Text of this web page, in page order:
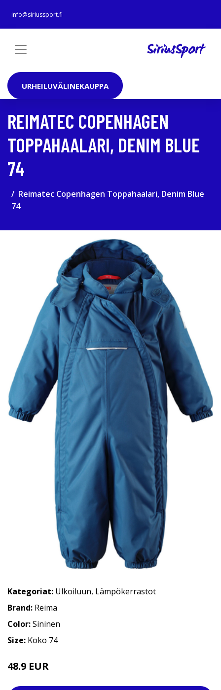
info@siriussport.fi
URHEILUVÄLINEKAUPPA
REIMATEC COPENHAGEN
TOPPAHAALARI, DENIM BLUE
74
Reimatec Copenhagen Toppahaalari, Denim Blue
74
Kategoriat: Ulkoiluun, Lämpökerrastot
Brand: Reima
Color:Sininen
Size: Koko 74
48.9 EUR